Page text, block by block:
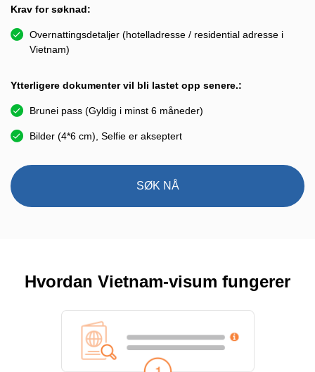
Krav for søknad:
Overnattingsdetaljer (hotelladresse / residential adresse i
Vietnam)
Ytterligere dokumenter vil bli lastet opp senere.:
Brunei pass (Gyldig i minst 6 måneder)
Bilder (4*6 cm), Selfie er akseptert
SØK NÅ
Hvordan Vietnam-visum fungerer